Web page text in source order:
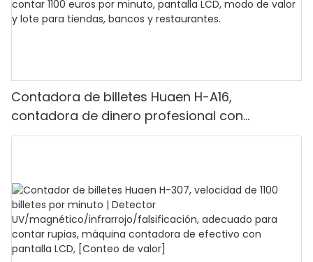
Contadora de billetes Huaen H-A16,
contadora de dinero profesional con
detección UV/MG/IR/DD, capacidad para
restaurantes.